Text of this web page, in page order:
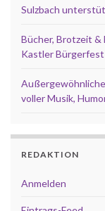
Sulzbach
Bücher, Brotzeit
Kastler
voller Musik,
REDAKTION
Anmelden